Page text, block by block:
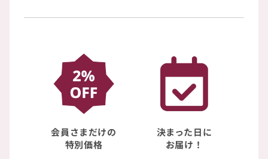
会員さまだけの
特別価格
決まった日に
お届け！